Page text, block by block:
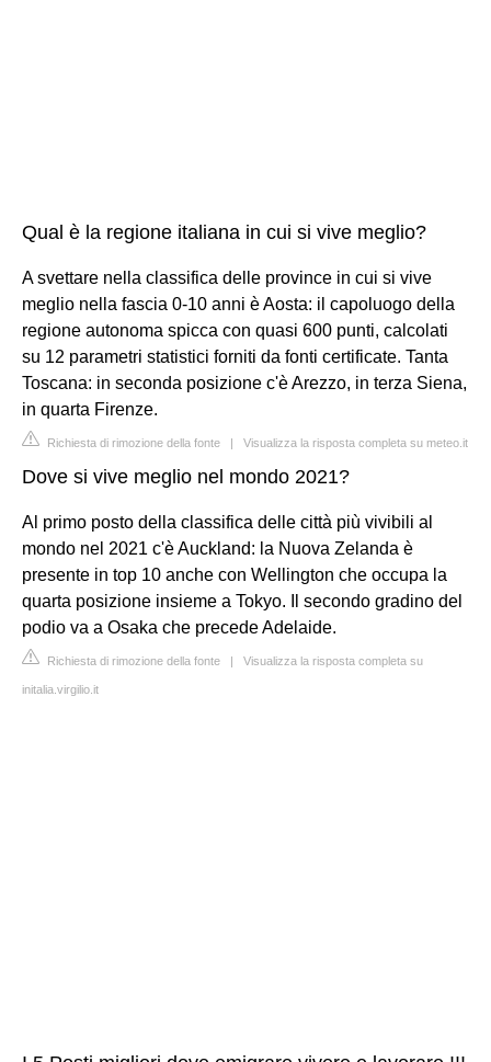
Qual è la regione italiana in cui si vive meglio?
A svettare nella classifica delle province in cui si vive
meglio nella fascia 0-10 anni è Aosta: il capoluogo della
regione autonoma spicca con quasi 600 punti, calcolati
su 12 parametri statistici forniti da fonti certificate. Tanta
Toscana: in seconda posizione c'è Arezzo, in terza Siena,
in quarta Firenze.
Richiesta di rimozione della fonte | Visualizza la risposta completa su meteo.it
Dove si vive meglio nel mondo 2021?
Al primo posto della classifica delle città più vivibili al
mondo nel 2021 c'è Auckland: la Nuova Zelanda è
presente in top 10 anche con Wellington che occupa la
quarta posizione insieme a Tokyo. Il secondo gradino del
podio va a Osaka che precede Adelaide.
Richiesta di rimozione della fonte | Visualizza la risposta completa su
initalia.virgilio.it